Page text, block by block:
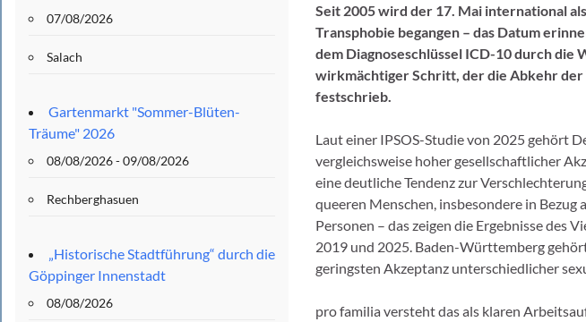
Seit 2005 wird der 17. Mai international
Transphobie begangen – das Datum
dem Diagnoseschlüssel ICD-10 durch die
wirkmächtiger Schritt, der die Abkehr
festschrieb.
Laut einer IPSOS-Studie von 2025 gehört
vergleichsweise hoher gesellschaftlicher
eine deutliche Tendenz zur
queeren Menschen, insbesondere in
Personen – das zeigen die Ergebnisse des
2019 und 2025. Baden-Württemberg
geringsten Akzeptanz unterschiedlicher
pro familia versteht das als klaren
07/08/2026
Salach
Gartenmarkt "Sommer-Blüten-
Träume" 2026
08/08/2026 - 09/08/2026
Rechberghasuen
„Historische Stadtführung“ durch die
Göppinger Innenstadt
08/08/2026